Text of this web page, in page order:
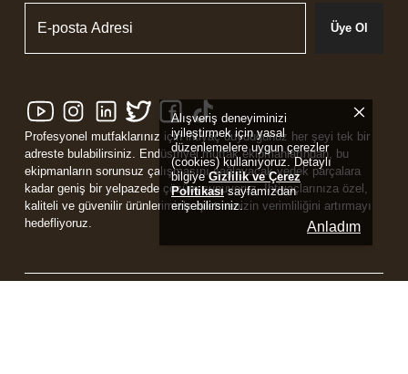
Alışveriş deneyiminizi
iyileştirmek için yasal
düzenlemelere uygun çerezler
(cookies) kullanıyoruz. Detaylı
bilgiyeGizlilik ve Çerez
Politikası sayfamızdan
erişebilirsiniz.
Anladım
Üye Ol
Profesyonel mutfaklarınız için ihtiyaç duyduğunuz her şeyi tek bir
adreste bulabilirsiniz. Endüstriyel mutfak ekipmanlarından, bu
ekipmanların sorunsuz çalışmasını sağlayacak yedek parçalara
kadar geniş bir yelpazede çözüm sunuyoruz. İhtiyaçlarınıza özel,
kaliteli ve güvenilir ürünlerimizle işletmenizin verimliliğini artırmayı
hedefliyoruz.